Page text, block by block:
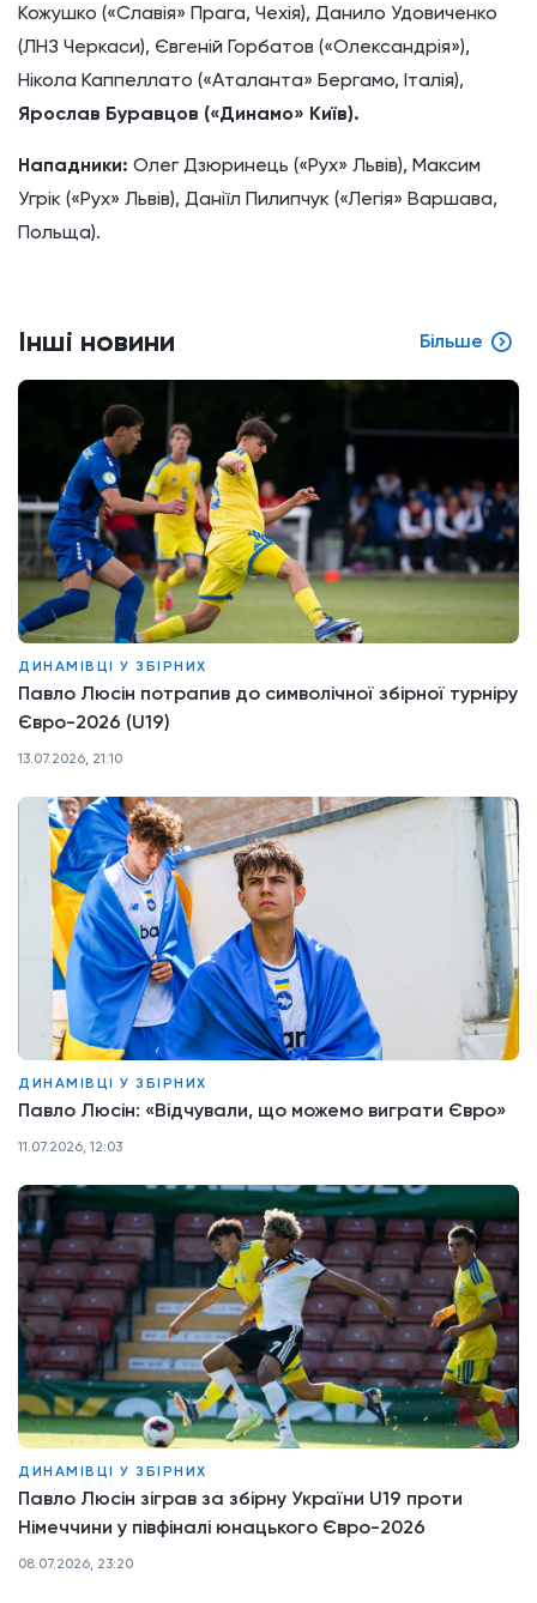
Кожушко («Славія» Прага, Чехія), Данило Удовиченко
(ЛНЗ Черкаси), Євгеній Горбатов («Олександрія»),
Нікола Каппеллато («Аталанта» Бергамо, Італія),
Ярослав Буравцов («Динамо» Київ).
Нападники: Олег Дзюринець («Рух» Львів), Максим
Угрік («Рух» Львів), Даніїл Пилипчук («Легія» Варшава,
Польща).
Інші новини Більше
ДИНАМІВЦІ У ЗБІРНИХ
Павло Люсін потрапив до символічної збірної турніру
Євро-2026 (U19)
13.07.2026, 21:10
ДИНАМІВЦІ У ЗБІРНИХ
Павло Люсін: «Відчували, що можемо виграти Євро»
11.07.2026, 12:03
ДИНАМІВЦІ У ЗБІРНИХ
Павло Люсін зіграв за збірну України U19 проти
Німеччини у півфіналі юнацького Євро-2026
08.07.2026, 23:20